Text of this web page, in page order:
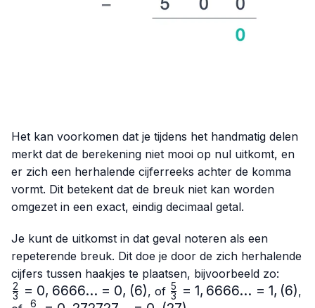
Het kan voorkomen dat je tijdens het handmatig delen
merkt dat de berekening niet mooi op nul uitkomt, en
er zich een herhalende cijferreeks achter de komma
vormt. Dit betekent dat de breuk niet kan worden
omgezet in een exact, eindig decimaal getal.
Je kunt de uitkomst in dat geval noteren als een
repeterende breuk. Dit doe je door de zich herhalende
cijfers tussen haakjes te plaatsen, bijvoorbeeld zo:
3
2 = 0, 6666... = 0, (6), of \frac{5}
3
5 = 1, 6666... = 1, (6),
6